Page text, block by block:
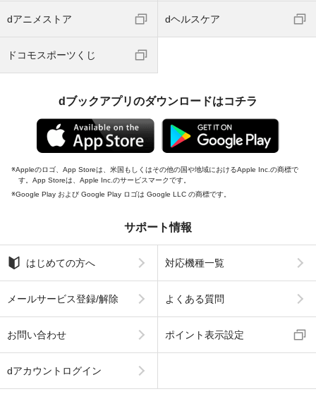
dアニメストア dヘルスケア
ドコモスポーツくじ
dブックアプリのダウンロードはコチラ
Appleのロゴ、App Storeは、米国もしくはその他の国や地域におけるApple Inc.の商標で
す。App Storeは、Apple Inc.のサービスマークです。
Google Play および Google Play ロゴは Google LLC の商標です。
サポート情報
はじめての方へ 対応機種一覧
メールサービス登録/解除 よくある質問
お問い合わせ ポイント表示設定
dアカウントログイン